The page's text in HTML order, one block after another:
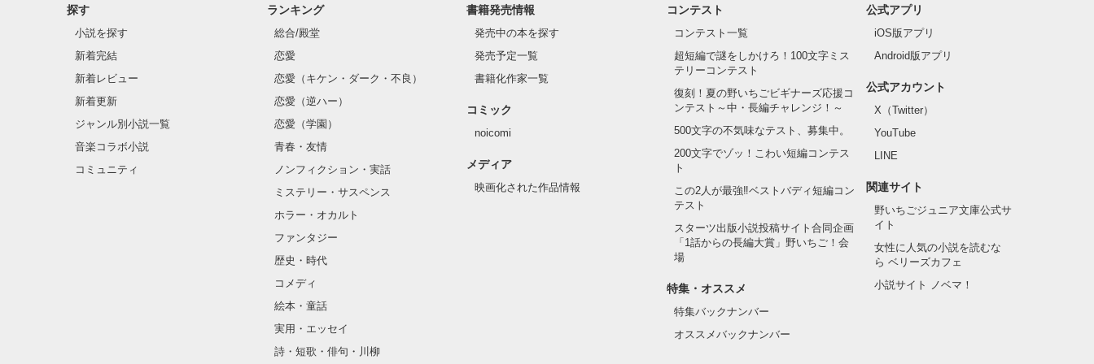
改行・修正作業終わりました。
本文は何も変更ありません。
申し訳ありませんでした。今後
とも何卒宜しくお願い致します。
・折原　蛍里（おりはら　ほとり）
趣味は読書。
・榊　一久（さかき　かずひさ）
蛍里が勤めるサカキグループの後取り息子
であり、専務。
・五十嵐　結子（いがらし　ゆうこ）
同じ経理部で働く、蛍里の先輩。
・滝田　敦史（たきた　あつし）
探す
小説を探す
新着完結
新着レビュー
新着更新
ジャンル別小説一覧
音楽コラボ小説
コミュニティ
ランキング
総合/殿堂
恋愛
恋愛（キケン・ダーク・不良）
恋愛（逆ハー）
恋愛（学園）
青春・友情
ノンフィクション・実話
ミステリー・サスペンス
ホラー・オカルト
ファンタジー
歴史・時代
コメディ
絵本・童話
実用・エッセイ
詩・短歌・俳句・川柳
書籍発売情報
発売中の本を探す
発売予定一覧
書籍化作家一覧
コミック
noicomi
メディア
映画化された作品情報
コンテスト
コンテスト一覧
超短編で謎をしかけろ！100文字ミス
テリーコンテスト
復刻！夏の野いちごビギナーズ応援コ
ンテスト～中・長編チャレンジ！～
500文字の不気味なテスト、募集中。
200文字でゾッ！こわい短編コンテス
ト
この2人が最強‼ベストバディ短編コン
テスト
スターツ出版小説投稿サイト合同企画
「1話からの長編大賞」野いちご！会
場
特集・オススメ
特集バックナンバー
オススメバックナンバー
公式アプリ
iOS版アプリ
Android版アプリ
公式アカウント
X（Twitter）
YouTube
LINE
関連サイト
野いちごジュニア文庫公式サ
イト
女性に人気の小説を読むな
ら ベリーズカフェ
小説サイト ノベマ！